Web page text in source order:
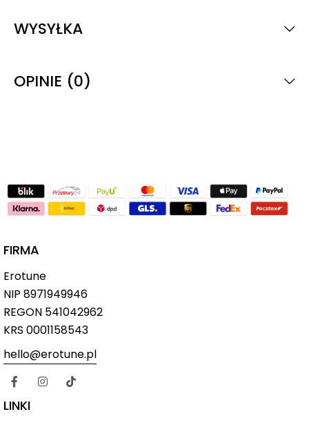
WYSYŁKA
OPINIE (0)
FIRMA
Erotune
NIP 8971949946
REGON 541042962
KRS 0001158543
hello@erotune.pl
LINKI